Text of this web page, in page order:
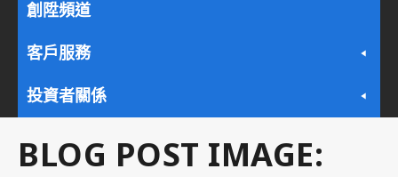
創陞頻道
客戶服務
投資者關係
BLOG POST IMAGE: